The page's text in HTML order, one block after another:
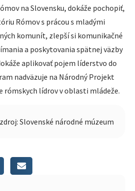
na Slovensku, dokáže pochopiť,
Rómov s prácou s mladými
komunít, zlepší si komunikačné
a poskytovania spätnej väzby
aplikovať pojem líderstvo do
nadväzuje na Národný Projekt
rómskych lídrov v oblasti mládeže.
Slovenské národné múzeum